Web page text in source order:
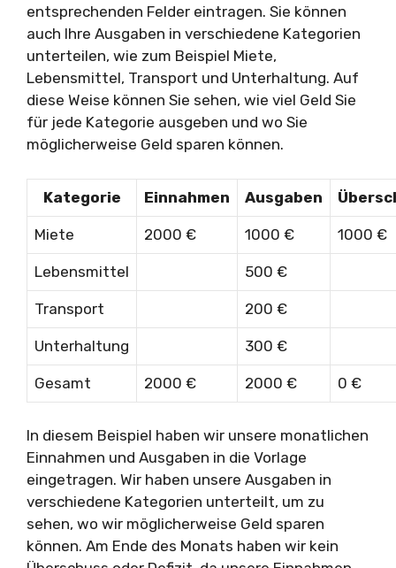
entsprechenden Felder eintragen. Sie können
auch Ihre Ausgaben in verschiedene Kategorien
unterteilen, wie zum Beispiel Miete,
Lebensmittel, Transport und Unterhaltung. Auf
diese Weise können Sie sehen, wie viel Geld Sie
für jede Kategorie ausgeben und wo Sie
möglicherweise Geld sparen können.
Kategorie Einnahmen Ausgaben
Miete 2000 € 1000 € 1000 €
Lebensmittel 500 €
Transport 200 €
Unterhaltung 300 €
Gesamt 2000 € 2000 € 0 €
In diesem Beispiel haben wir unsere monatlichen
Einnahmen und Ausgaben in die Vorlage
eingetragen. Wir haben unsere Ausgaben in
verschiedene Kategorien unterteilt, um zu
sehen, wo wir möglicherweise Geld sparen
können. Am Ende des Monats haben wir kein